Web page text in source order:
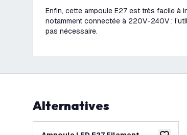
Enfin, cette ampoule E27 est très facile à
notamment connectée à 220V-240V ;
pas nécessaire.
Alternatives